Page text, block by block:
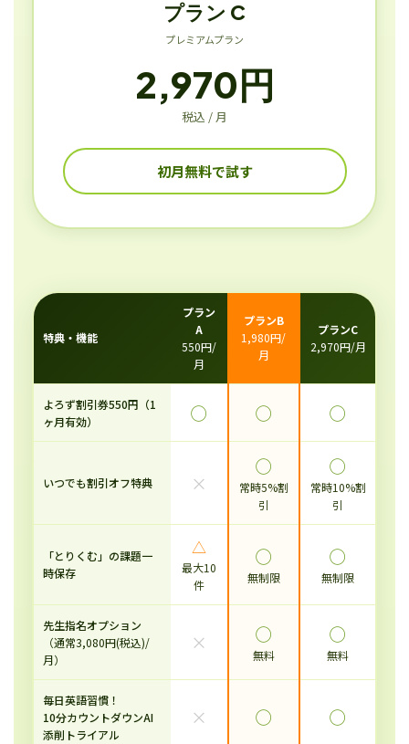
プラン C
プレミアムプラン
2,970円
税込 / 月
初月無料で試す
特典・機能
プラン
A
550円/
月
プランB
1,980円/
月
プランC
2,970円/月
よろず割引券550円（1
ヶ月有効）
◯ ◯ ◯
いつでも割引オフ特典 ×
◯
常時5%割
引
◯
常時10%割
引
「とりくむ」の課題一
時保存
△
最大10
件
◯
無制限
◯
無制限
先生指名オプション
（通常3,080円(税込)/
月）
× ◯
無料
◯
無料
毎日英語習慣！
10分カウントダウンAI
添削トライアル
× ◯ ◯